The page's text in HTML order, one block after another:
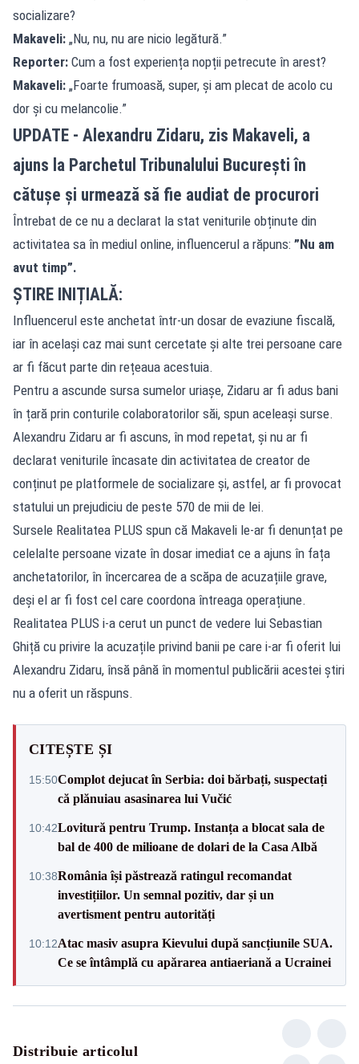
socializare?
Makaveli: „Nu, nu, nu are nicio legătură.”
Reporter: Cum a fost experiența nopții petrecute în arest?
Makaveli: „Foarte frumoasă, super, și am plecat de acolo cu
dor și cu melancolie.”
UPDATE - Alexandru Zidaru, zis Makaveli, a
ajuns la Parchetul Tribunalului București în
cătușe și urmează să fie audiat de procurori
Întrebat de ce nu a declarat la stat veniturile obținute din
activitatea sa în mediul online, influencerul a răpuns: ”Nu am
avut timp”.
ȘTIRE INIȚIALĂ:
Influencerul este anchetat într-un dosar de evaziune fiscală,
iar în același caz mai sunt cercetate și alte trei persoane care
ar fi făcut parte din rețeaua acestuia.
Pentru a ascunde sursa sumelor uriașe, Zidaru ar fi adus bani
în țară prin conturile colaboratorilor săi, spun aceleași surse.
Alexandru Zidaru ar fi ascuns, în mod repetat, și nu ar fi
declarat veniturile încasate din activitatea de creator de
conținut pe platformele de socializare și, astfel, ar fi provocat
statului un prejudiciu de peste 570 de mii de lei.
Sursele Realitatea PLUS spun că Makaveli le-ar fi denunțat pe
celelalte persoane vizate în dosar imediat ce a ajuns în fața
anchetatorilor, în încercarea de a scăpa de acuzațiile grave,
deși el ar fi fost cel care coordona întreaga operațiune.
Realitatea PLUS i-a cerut un punct de vedere lui Sebastian
Ghiță cu privire la acuzațile privind banii pe care i-ar fi oferit lui
Alexandru Zidaru, însă până în momentul publicării acestei știri
nu a oferit un răspuns.
CITEȘTE ȘI
15:50Complot dejucat în Serbia: doi bărbați, suspectați
că plănuiau asasinarea lui Vučić
10:42Lovitură pentru Trump. Instanța a blocat sala de
bal de 400 de milioane de dolari de la Casa Albă
10:38România își păstrează ratingul recomandat
investițiilor. Un semnal pozitiv, dar și un
avertisment pentru autorități
10:12Atac masiv asupra Kievului după sancțiunile SUA.
Ce se întâmplă cu apărarea antiaeriană a Ucrainei
Distribuie articolul